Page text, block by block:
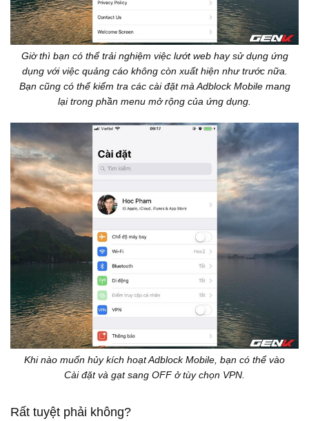
Giờ thì bạn có thể trải nghiệm việc lướt web hay sử dụng ứng
dụng với việc quảng cáo không còn xuất hiện như trước nữa.
Bạn cũng có thể kiểm tra các cài đặt mà Adblock Mobile mang
lại trong phần menu mở rộng của ứng dụng.
Khi nào muốn hủy kích hoạt Adblock Mobile, bạn có thể vào
Cài đặt và gạt sang OFF ở tùy chọn VPN.
Rất tuyệt phải không?